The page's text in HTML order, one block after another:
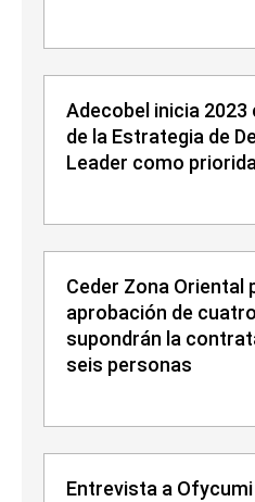
Adecobel inicia
de la Estrategia de
Leader como
Ceder Zona Oriental
aprobación de
supondrán la
seis personas
Entrevista a